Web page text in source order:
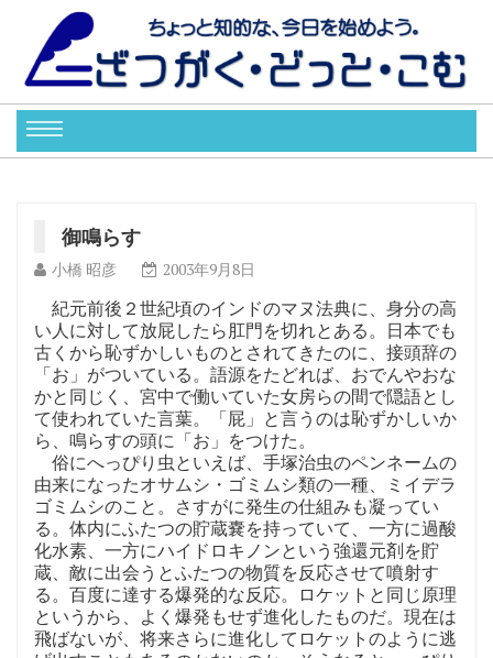
御鳴らす
小橋 昭彦 2003年9月8日
紀元前後２世紀頃のインドのマヌ法典に、身分の高
い人に対して放屁したら肛門を切れとある。日本でも
古くから恥ずかしいものとされてきたのに、接頭辞の
「お」がついている。語源をたどれば、おでんやおな
かと同じく、宮中で働いていた女房らの間で隠語とし
て使われていた言葉。「屁」と言うのは恥ずかしいか
ら、鳴らすの頭に「お」をつけた。
俗にへっぴり虫といえば、手塚治虫のペンネームの
由来になったオサムシ・ゴミムシ類の一種、ミイデラ
ゴミムシのこと。さすがに発生の仕組みも凝ってい
る。体内にふたつの貯蔵嚢を持っていて、一方に過酸
化水素、一方にハイドロキノンという強還元剤を貯
蔵、敵に出会うとふたつの物質を反応させて噴射す
る。百度に達する爆発的な反応。ロケットと同じ原理
というから、よく爆発もせず進化したものだ。現在は
飛ばないが、将来さらに進化してロケットのように逃